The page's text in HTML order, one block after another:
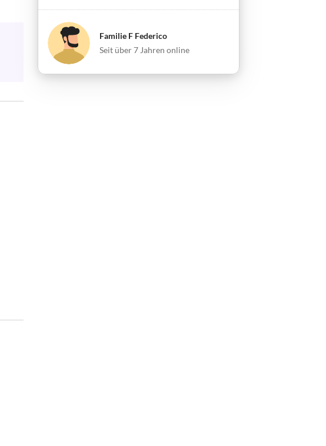
Familie F Federico
Seit über 7 Jahren online